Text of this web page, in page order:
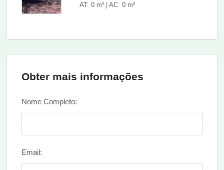
AT: 0 m² | AC: 0 m²
Obter mais informações
Nome Completo:
Email: